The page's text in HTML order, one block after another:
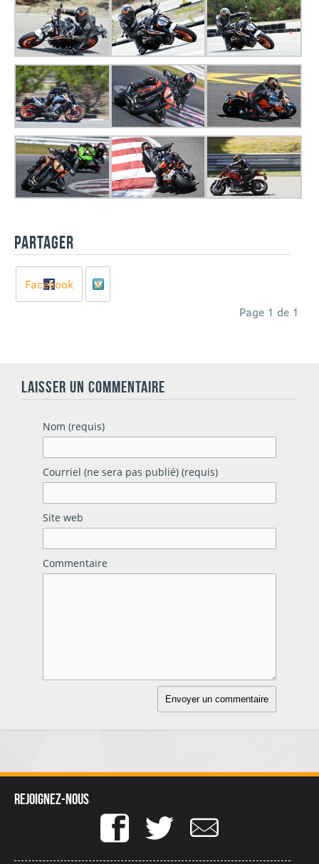
PARTAGER
Facebook
X
Page 1 de 1
LAISSER UN COMMENTAIRE
Nom (requis)
Courriel (ne sera pas publié) (requis)
Site web
Commentaire
Rejoignez-nous